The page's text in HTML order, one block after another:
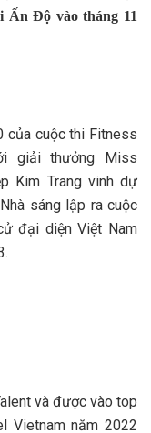
Ấn Độ vào tháng 11
của cuộc thi Fitness
giải thưởng Miss
Kim Trang vinh dự
sáng lập ra cuộc
đại diện Việt Nam
và được vào top
Vietnam năm 2022